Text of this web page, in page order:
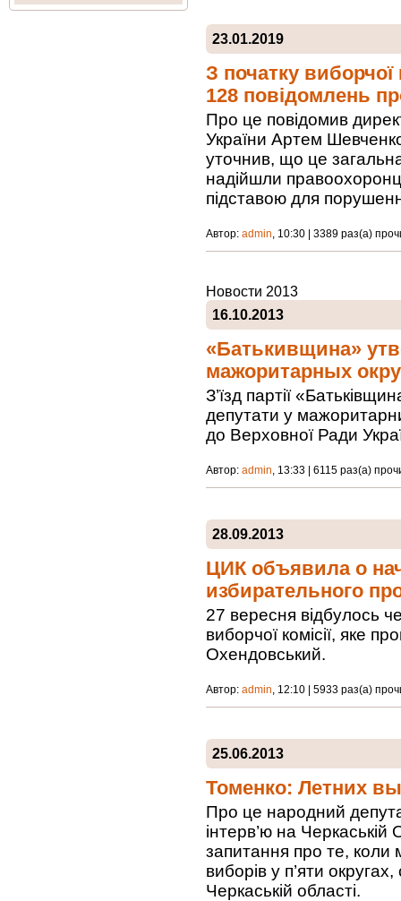
23.01.2019
З початку виборчої
128 повідомлень
Про це повідомив
України Артем
уточнив, що це
надійшли
підставою для
Автор: admin, 10:30 | 3389 раз(а)
Новости 2013
16.10.2013
«Батькивщина»
мажоритарных
З’їзд партії
депутати у
до Верховної Ради
Автор: admin, 13:33 | 6115 раз(а)
28.09.2013
ЦИК объявила о
избирательного
27 вересня відбулось
виборчої комісії, яке
Охендовський.
Автор: admin, 12:10 | 5933 раз(а)
25.06.2013
Томенко: Летних
Про це народний
інтерв’ю на
запитання про те,
виборів у п’яти
Черкаській області.